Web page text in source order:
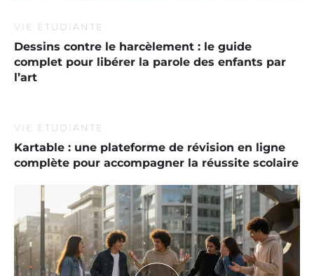
VIE ÉTUDIANTE
Dessins contre le harcèlement : le guide
complet pour libérer la parole des enfants par
l’art
VIE ÉTUDIANTE
Kartable : une plateforme de révision en ligne
complète pour accompagner la réussite scolaire